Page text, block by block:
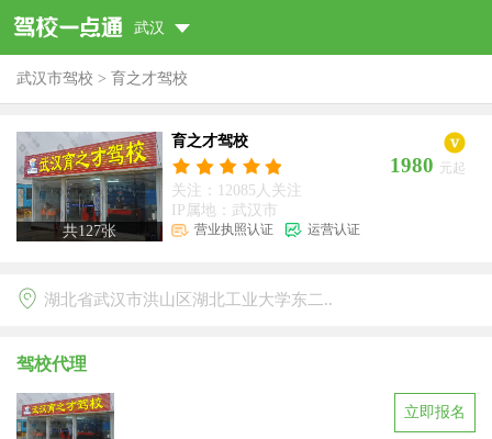
武汉
武汉市驾校 > 育之才驾校
共127张
育之才驾校
1980 元起
关注：12085人关注
IP属地：武汉市
营业执照认证 运营认证
湖北省武汉市洪山区湖北工业大学东二..
驾校代理
立即报名